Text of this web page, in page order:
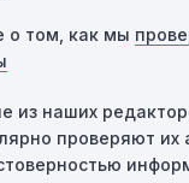
о том, как мы
из наших
проверяют их